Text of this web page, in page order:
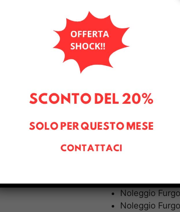
Noleggio
Noleggio
Noleggio
Noleggio
Noleggio
Noleggio
Noleggio
Noleggio
Noleggio
Noleggio
Noleggio
Noleggio
Noleggio
Noleggio
Noleggio
Noleggio
Noleggio